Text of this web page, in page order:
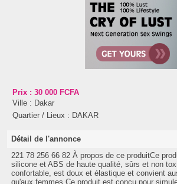
Prix : 30 000 FCFA
Ville : Dakar
Quartier / Lieux : DAKAR
Détail de l'annonce
221 78 256 66 82 À propos de ce produitCe
silicone et ABS de haute qualité, sûrs et non
confortable, est doux et élastique et convient
qu'aux femmes.Ce produit est conçu pour